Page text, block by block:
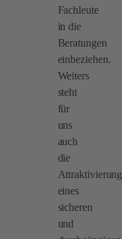
Fachleute
in die
Beratungen
einbeziehen.
Weiters
steht
für
uns
auch
die
Attraktivierung
eines
sicheren
und